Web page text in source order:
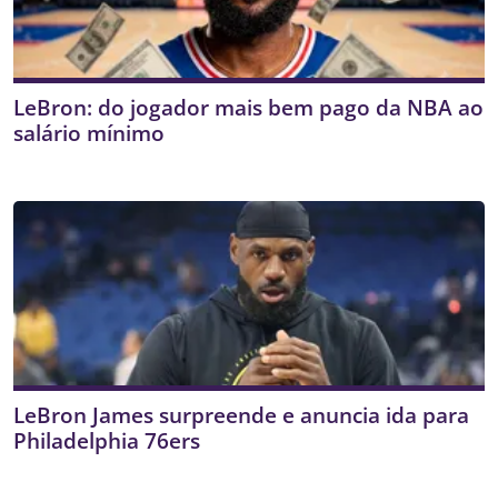
LeBron: do jogador mais bem pago da NBA ao
salário mínimo
LeBron James surpreende e anuncia ida para
Philadelphia 76ers